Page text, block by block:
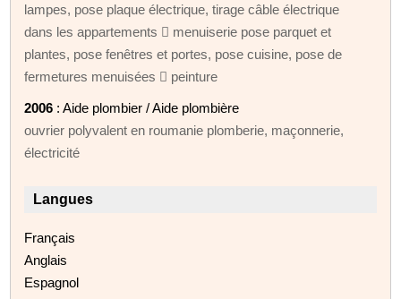
lampes, pose plaque électrique, tirage câble électrique
dans les appartements  menuiserie pose parquet et
plantes, pose fenêtres et portes, pose cuisine, pose de
fermetures menuisées  peinture
2006 : Aide plombier / Aide plombière
ouvrier polyvalent en roumanie plomberie, maçonnerie,
électricité
Langues
Français
Anglais
Espagnol